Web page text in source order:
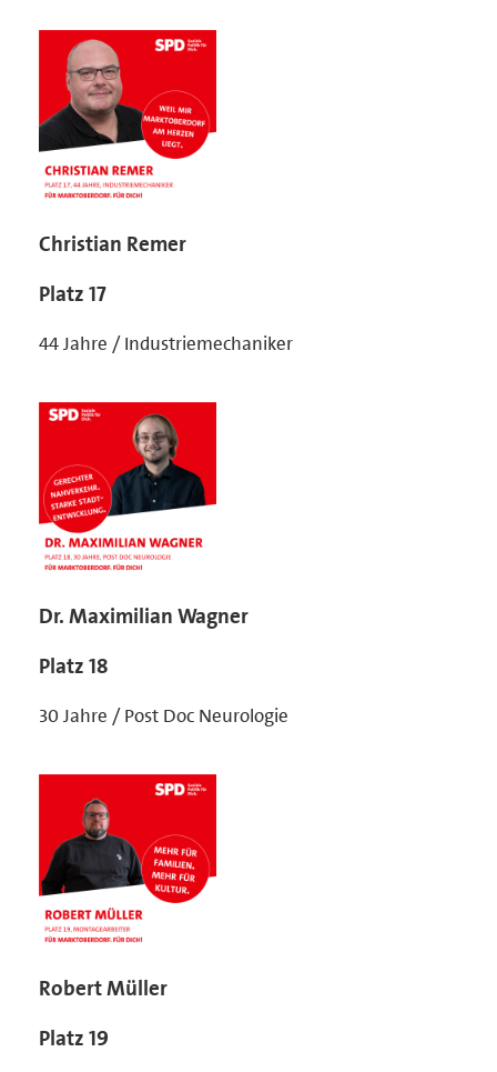
Christian Remer
Platz 17
44 Jahre / Industriemechaniker
Dr. Maximilian Wagner
Platz 18
30 Jahre / Post Doc Neurologie
Robert Müller
Platz 19